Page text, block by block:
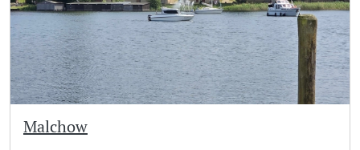
Malchow